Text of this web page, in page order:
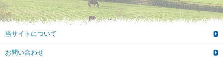
当サイトについて
お問い合わせ